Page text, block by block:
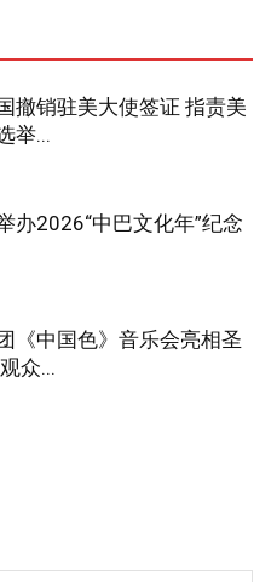
撤销驻美大使签证 指责美
举...
办2026“中巴文化年”纪念
《中国色》音乐会亮相圣
众...